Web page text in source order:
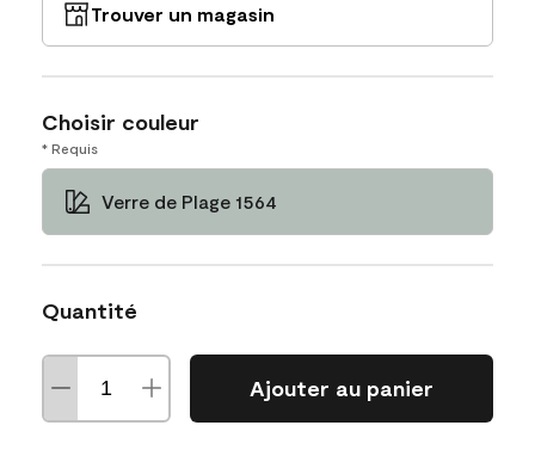
Trouver un magasin
Choisir couleur
* Requis
Verre de Plage 1564
Quantité
Ajouter au panier